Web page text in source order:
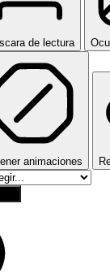
de lectura
animaciones